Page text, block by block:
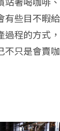
有些目不暇
過程的方式
不只是會賣